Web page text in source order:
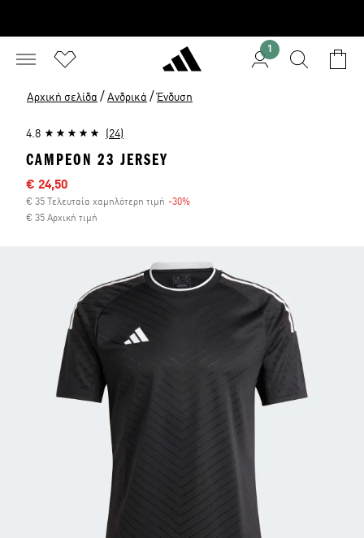
1
Αρχική σελίδα / Ανδρικά / Ένδυση
4.8 (24)
CAMPEON 23 JERSEY
Τιμή έκπτωσης
€ 24,50
€ 35 Τελευταία χαμηλότερη τιμή -30%
€ 35 Αρχική τιμή